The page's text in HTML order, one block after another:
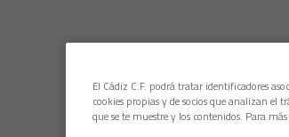
El Cádiz C.F. podrá tratar identificadores
cookies propias y de socios que analizan
que se te muestre y los contenidos. Para